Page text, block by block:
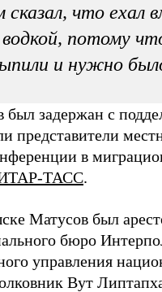
что ехал
потому
и нужно
был задержан с
представители
в
ТАСС.
Матусов был
бюро
управления
Вут